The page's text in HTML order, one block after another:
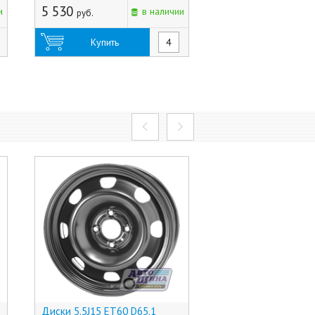
5 530 руб. в наличии
Купить
Диски 5.5J15 ET60 D65.1